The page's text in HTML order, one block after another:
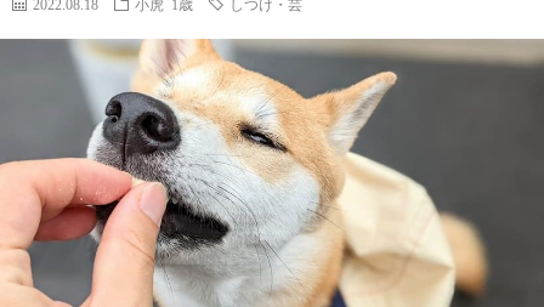
と
虎
2022.08.18 小虎 1歳 しつけ・芸